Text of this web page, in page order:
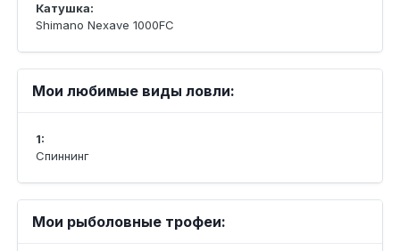
Катушка:
Shimano Nexave 1000FC
Мои любимые виды ловли:
1:
Спиннинг
Мои рыболовные трофеи: